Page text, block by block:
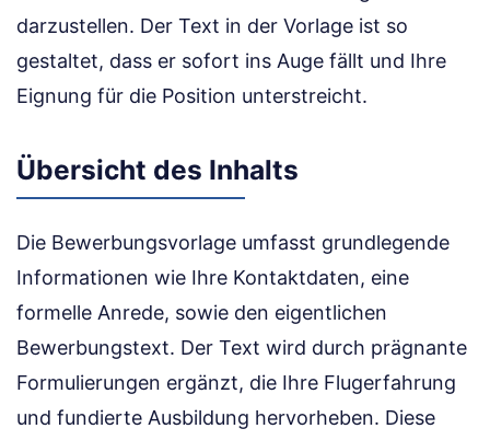
darzustellen. Der Text in der Vorlage ist so
gestaltet, dass er sofort ins Auge fällt und Ihre
Eignung für die Position unterstreicht.
Übersicht des Inhalts
Die Bewerbungsvorlage umfasst grundlegende
Informationen wie Ihre Kontaktdaten, eine
formelle Anrede, sowie den eigentlichen
Bewerbungstext. Der Text wird durch prägnante
Formulierungen ergänzt, die Ihre Flugerfahrung
und fundierte Ausbildung hervorheben. Diese